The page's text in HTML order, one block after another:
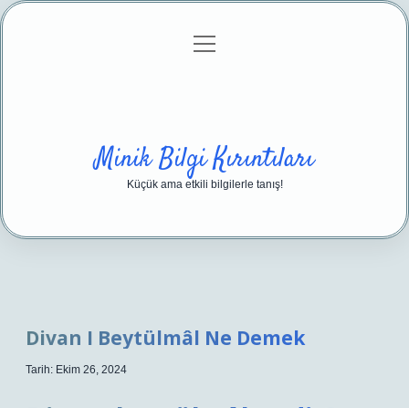
Gizlilik Politikası
menüyü
Minik Bilgi Kırıntıları
Küçük ama etkili bilgilerle tanış!
Divan I Beytülmâl Ne Demek
Tarih: Ekim 26, 2024